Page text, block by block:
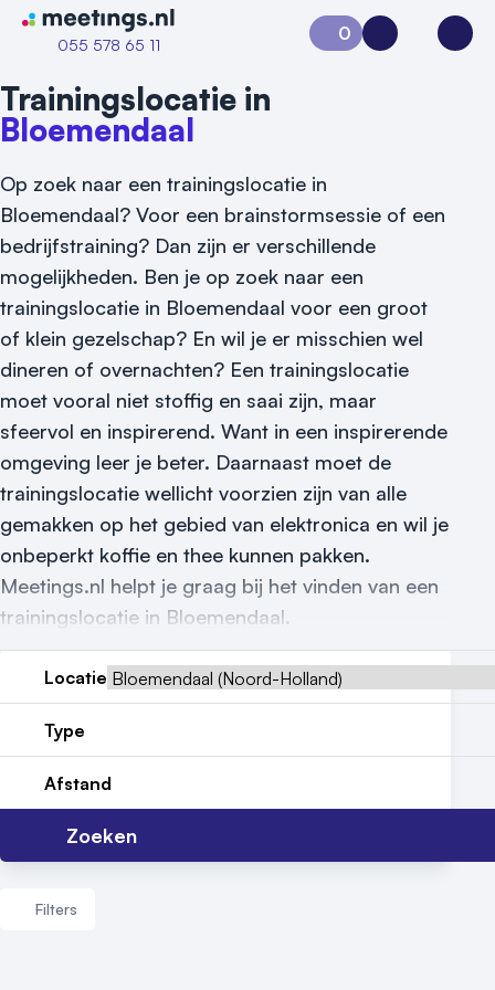
Naar home van Meetings
055 578 65 11
Vraag locatie aan
Locatiegids
Meld locatie aan
Reviews (5⭐️)
Contact
0
Aanvraag 0Inloggen
Trainingslocatie in
Bloemendaal
Op zoek naar een trainingslocatie in
Bloemendaal? Voor een brainstormsessie of een
bedrijfstraining? Dan zijn er verschillende
mogelijkheden. Ben je op zoek naar een
trainingslocatie in Bloemendaal voor een groot
of klein gezelschap? En wil je er misschien wel
dineren of overnachten? Een trainingslocatie
moet vooral niet stoffig en saai zijn, maar
sfeervol en inspirerend. Want in een inspirerende
omgeving leer je beter. Daarnaast moet de
trainingslocatie wellicht voorzien zijn van alle
gemakken op het gebied van elektronica en wil je
onbeperkt koffie en thee kunnen pakken.
Meetings.nl helpt je graag bij het vinden van een
trainingslocatie in Bloemendaal.
Locatie
Type
Afstand
Zoeken
Filters